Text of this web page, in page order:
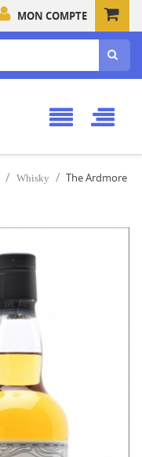
MON COMPTE
Whisky
The Ardmore